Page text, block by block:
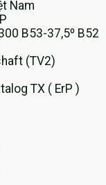
Nam
B53-37,5º B52
(TV2)
TX ( ErP )